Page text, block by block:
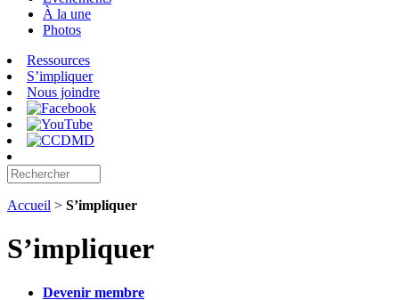
À la une
Photos
Ressources
S’impliquer
Nous joindre
Accueil > S’impliquer
S’impliquer
Devenir membre